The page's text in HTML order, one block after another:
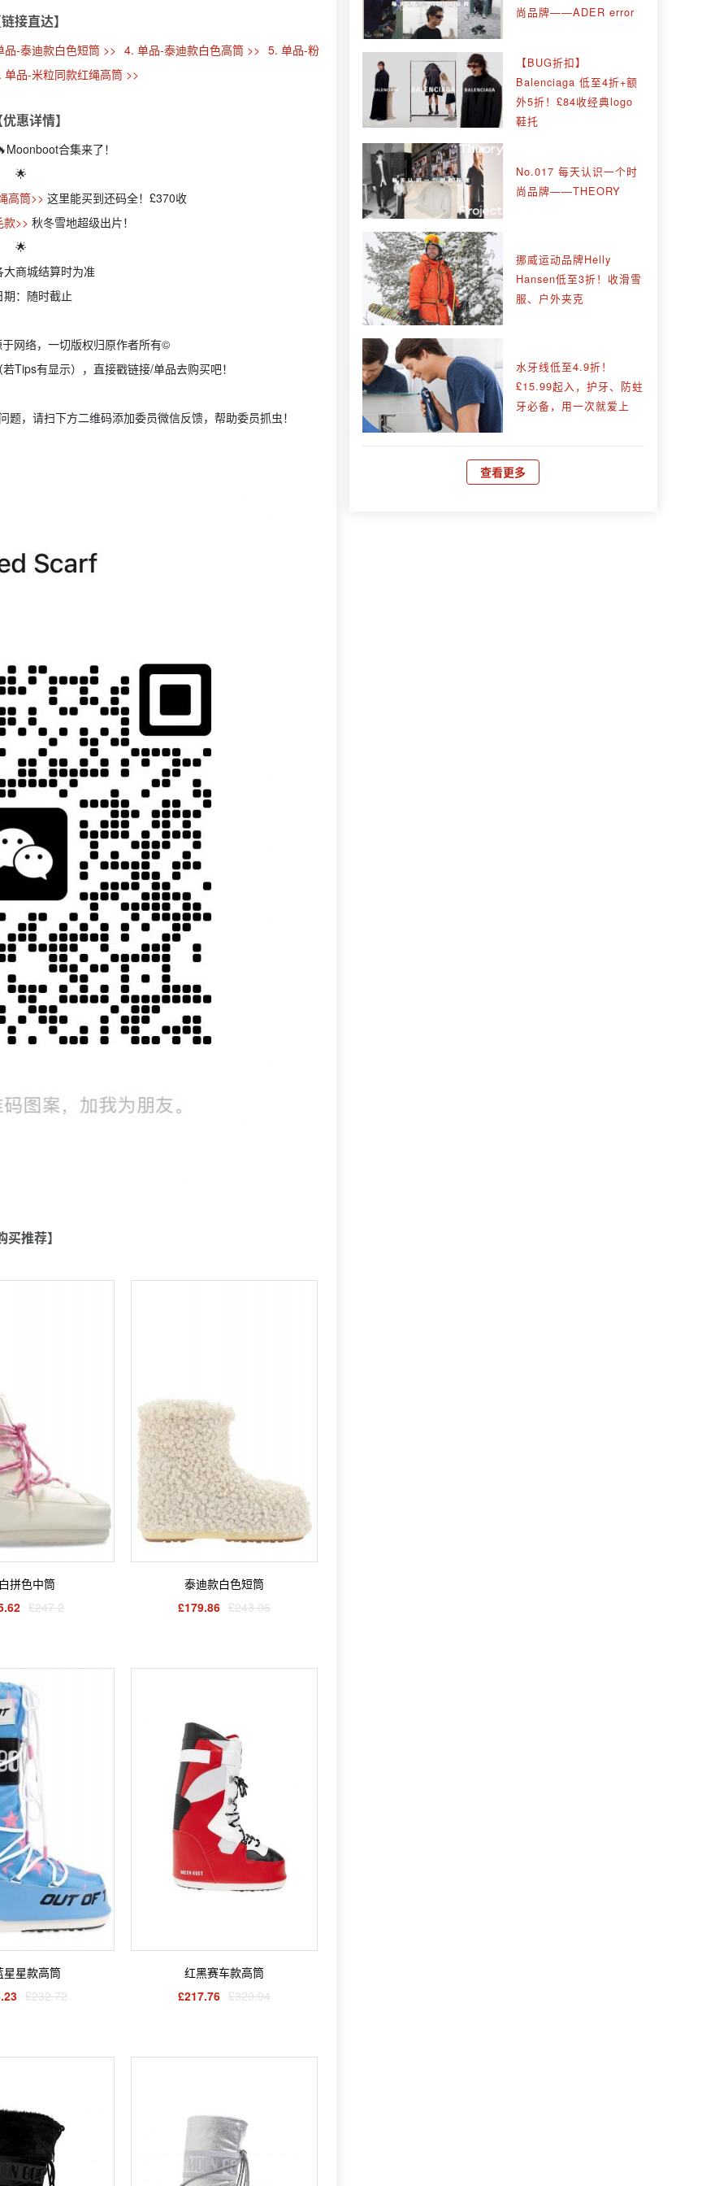
接直达】
品-泰迪款白色短筒 >> 4. 单品-泰迪款白色高筒 >> 5. 单品-粉
单品-米粒同款红绳高筒 >>
惠详情】
合集来了！
🌟
高筒>> 这里能买到还码全！£370收
款>> 秋冬雪地超级出片！
🌟
大商城结算时为准
期：随时截止
网络，一切版权归原作者所有©
Tips有显示），直接戳链接/单品去购买吧！
，请扫下方二维码添加委员微信反馈，帮助委员抓虫！
买推荐】
拼色中筒
£247.2
泰迪款白色短筒
£179.86 £243.06
星星款高筒
£232.72
红黑赛车款高筒
£217.76 £329.94
尚品牌——ADER error
【BUG折扣】
Balenciaga 低至4折+额
外5折！£84收经典logo
鞋托
No.017 每天认识一个时
尚品牌——THEORY
挪威运动品牌Helly
Hansen低至3折！收滑雪
服、户外夹克
水牙线低至4.9折！
£15.99起入，护牙、防蛀
牙必备，用一次就爱上
查看更多